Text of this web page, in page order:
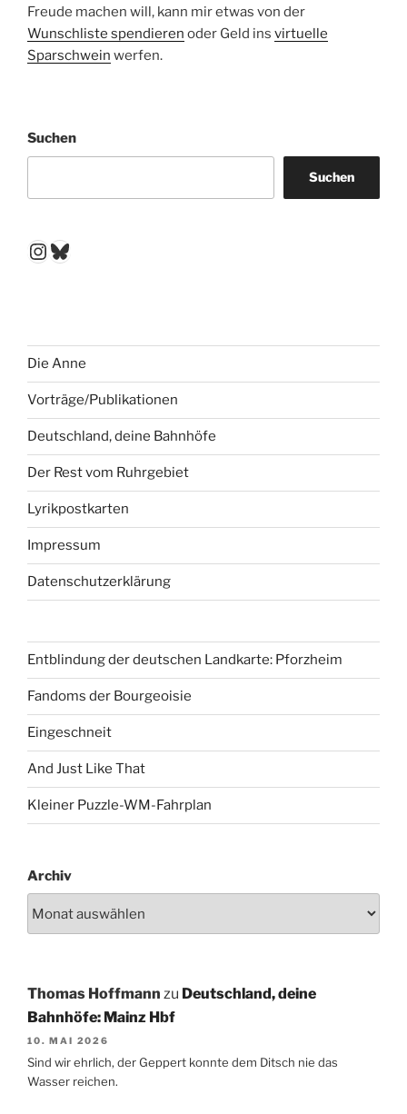
Freude machen will, kann mir etwas von der
Wunschliste spendieren oder Geld ins virtuelle
Sparschwein werfen.
Suchen
Suchen
Instagram
Bluesky
Die Anne
Vorträge/Publikationen
Deutschland, deine Bahnhöfe
Der Rest vom Ruhrgebiet
Lyrikpostkarten
Impressum
Datenschutzerklärung
Entblindung der deutschen Landkarte: Pforzheim
Fandoms der Bourgeoisie
Eingeschneit
And Just Like That
Kleiner Puzzle-WM-Fahrplan
Archiv
Thomas Hoffmann zu Deutschland, deine
Bahnhöfe: Mainz Hbf
10. MAI 2026
Sind wir ehrlich, der Geppert konnte dem Ditsch nie das
Wasser reichen.